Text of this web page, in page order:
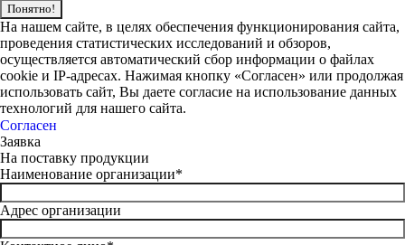
Понятно!
На нашем сайте, в целях обеспечения функционирования сайта,
проведения статистических исследований и обзоров,
осуществляется автоматический сбор информации о файлах
cookie и IP-адресах. Нажимая кнопку «Согласен» или продолжая
использовать сайт, Вы даете согласие на использование данных
технологий для нашего сайта.
Согласен
Заявка
На поставку продукции
Наименование организации*
Адрес организации